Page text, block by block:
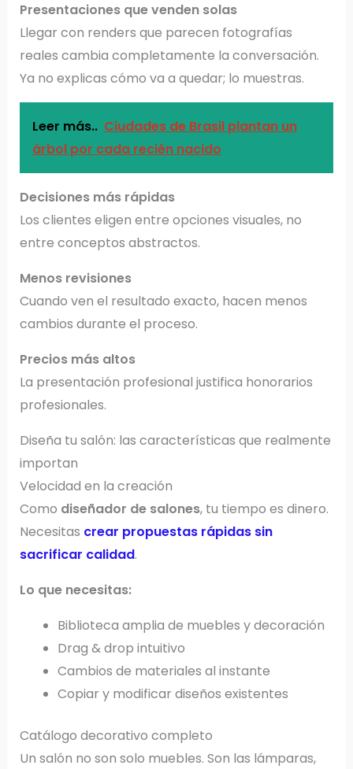
Presentaciones que venden solas
Llegar con renders que parecen fotografías
reales cambia completamente la conversación.
Ya no explicas cómo va a quedar; lo muestras.
Leer más.. Ciudades de Brasil plantan un
árbol por cada recién nacido
Decisiones más rápidas
Los clientes eligen entre opciones visuales, no
entre conceptos abstractos.
Menos revisiones
Cuando ven el resultado exacto, hacen menos
cambios durante el proceso.
Precios más altos
La presentación profesional justifica honorarios
profesionales.
Diseña tu salón: las características que realmente
importan
Velocidad en la creación
Como diseñador de salones, tu tiempo es dinero.
Necesitas crear propuestas rápidas sin
sacrificar calidad.
Lo que necesitas:
Biblioteca amplia de muebles y decoración
Drag & drop intuitivo
Cambios de materiales al instante
Copiar y modificar diseños existentes
Catálogo decorativo completo
Un salón no son solo muebles. Son las lámparas,